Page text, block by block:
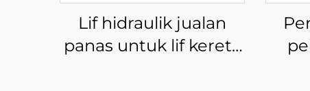
Lif hidraulik jualan
panas untuk lif kereta